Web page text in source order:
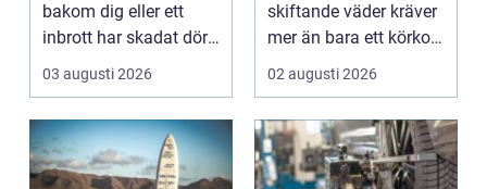
bakom dig eller ett
inbrott har skadat dörr
och karm,...
03 augusti 2026
skiftande väder kräver
mer än bara ett körkort
och en pålitlig bil. ...
02 augusti 2026